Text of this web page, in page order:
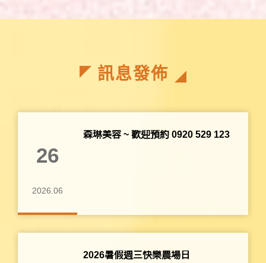
訊息發佈
26
2026.06
森琳美容 ~ 歡迎預約 0920 529 123
2026暑假週三快樂農場日